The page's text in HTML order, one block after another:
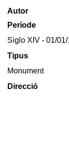
Autor
Període
Siglo XIV - 01/
Tipus
Monument
Direcció